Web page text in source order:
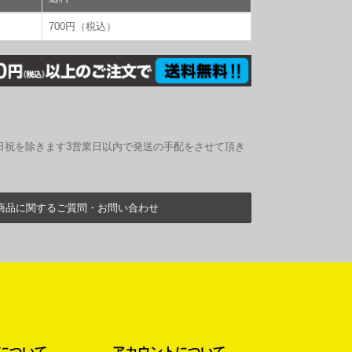
700円（税込）
祝を除きます3営業日以内で発送の手配をさせて頂き
品に関するご質問・お問い合わせ